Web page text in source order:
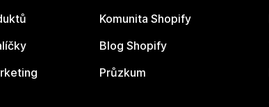
Komunita Shopify
Blog Shopify
Průzkum